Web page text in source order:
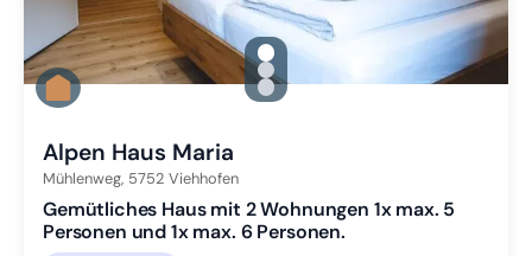
gallery.slide_selector
Zu Slide 1 wechseln
Zu Slide 2 wechseln
Zu Slide 3 wechseln
Alpen Haus Maria
Mühlenweg, 5752 Viehhofen
Gemütliches Haus mit 2 Wohnungen 1x max. 5
Personen und 1x max. 6 Personen.